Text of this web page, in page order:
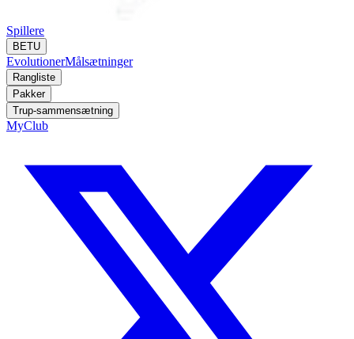
Spillere
BETU
EvolutionerMålsætninger
Rangliste
Pakker
Trup-sammensætning
MyClub